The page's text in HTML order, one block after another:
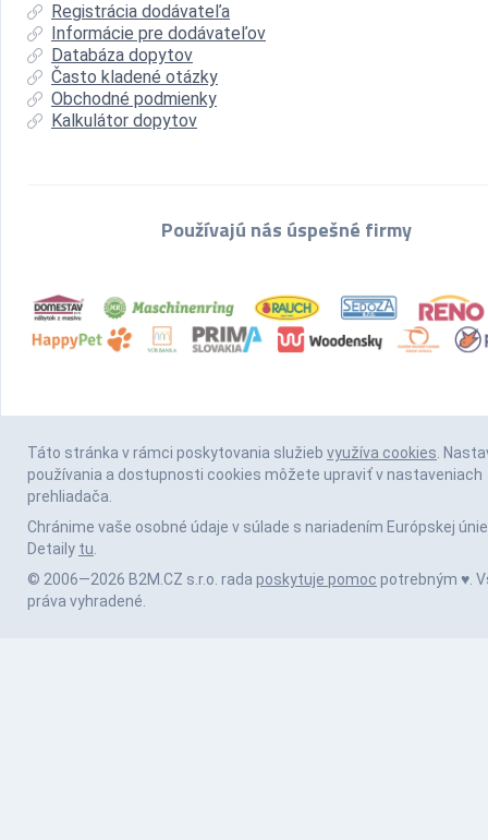
Registrácia dodávateľa
Informácie pre dodávateľov
Databáza dopytov
Často kladené otázky
Obchodné podmienky
Kalkulátor dopytov
Používajú nás úspešné firmy
Táto stránka v rámci poskytovania služieb využíva cookies.
používania a dostupnosti cookies môžete upraviť v nastaveniach
prehliadača.
Chránime vaše osobné údaje v súlade s nariadením Európskej únie
Detaily tu.
© 2006—2026 B2M.CZ s.r.o. rada poskytuje pomoc potrebným ♥️.
práva vyhradené.